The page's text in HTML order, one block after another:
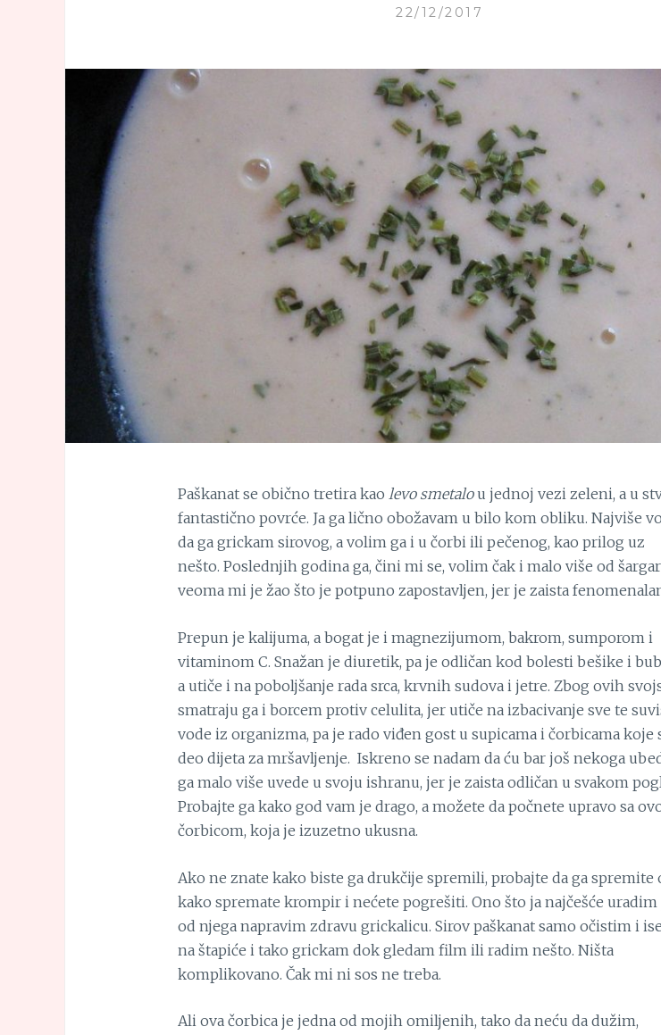
22/12/2017
Paškanat se obično tretira kao levo smetalou jednoj vezi zeleni, a u
fantastično povrće. Ja ga lično obožavam u bilo kom obliku. Najviše
da ga grickam sirovog, a volim ga i u čorbi ili pečenog, kao prilog uz
nešto. Poslednjih godina ga, čini mi se, volim čak i malo više od
veoma mi je žao što je potpuno zapostavljen, jer je zaista
Prepun je kalijuma, a bogat je i magnezijumom, bakrom, sumporom i
vitaminom C. Snažan je diuretik, pa je odličan kod bolesti bešike i
a utiče i na poboljšanje rada srca, krvnih sudova i jetre. Zbog ovih
smatraju ga i borcem protiv celulita, jer utiče na izbacivanje sve te
vode iz organizma, pa je rado viđen gost u supicama i čorbicama koje
deo dijeta za mršavljenje. Iskreno se nadam da ću bar još nekoga
ga malo više uvede u svoju ishranu, jer je zaista odličan u svakom
Probajte ga kako god vam je drago, a možete da počnete upravo sa
čorbicom, koja je izuzetno ukusna.
Ako ne znate kako biste ga drukčije spremili, probajte da ga spremite
kako spremate krompir i nećete pogrešiti. Ono što ja najčešće uradim
od njega napravim zdravu grickalicu. Sirov paškanat samo očistim i
na štapiće i tako grickam dok gledam film ili radim nešto. Ništa
komplikovano. Čak mi ni sos ne treba.
Ali ova čorbica je jedna od mojih omiljenih, tako da neću da dužim,